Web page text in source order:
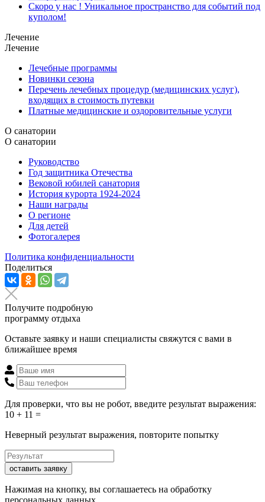
Скоро у нас ! Уникальное пространство для событий под
куполом!
Лечение
Лечение
Лечебные программы
Новинки сезона
Перечень лечебных процедур (медицинских услуг),
входящих в стоимость путевки
Платные медицинские и оздоровительные услуги
О санатории
О санатории
Руководство
Год защитника Отечества
Вековой юбилей санатория
История курорта 1924-2024
Наши награды
О регионе
Для детей
Фотогалерея
Политика конфиденциальности
Поделиться
Получите подробную
программу отдыха
Оставьте заявку и наши специалисты свяжутся с вами в
ближайшее время
Для проверки, что вы не робот, введите результат выражения:
10 + 11 =
Неверный результат выражения, повторите попытку
оставить заявку
Нажимая на кнопку, вы соглашаетесь на обработку
персональных данных